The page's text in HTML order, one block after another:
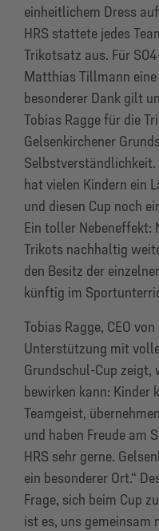
einheitlichem Dress
HRS stattete jedes
Trikotsatz aus. Für
Matthias Tillmann eine
besonderer Dank gilt
Tobias Ragge für die
Gelsenkirchener
hat vielen Kindern ein
und diesen Cup noch
Ein toller Nebeneffekt:
Trikots nachhaltig
den Besitz der
künftig im
Tobias Ragge, CEO
Unterstützung mit
Grundschul-Cup zeigt,
bewirken kann: Kinder
Teamgeist,
und haben Freude am
HRS sehr gerne.
ein besonderer Ort.“
Frage, sich beim Cup
ist es, uns gemeinsam